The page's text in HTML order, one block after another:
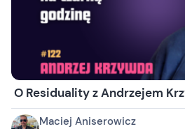
O Residuality z Andrzejem
Maciej Aniserowicz